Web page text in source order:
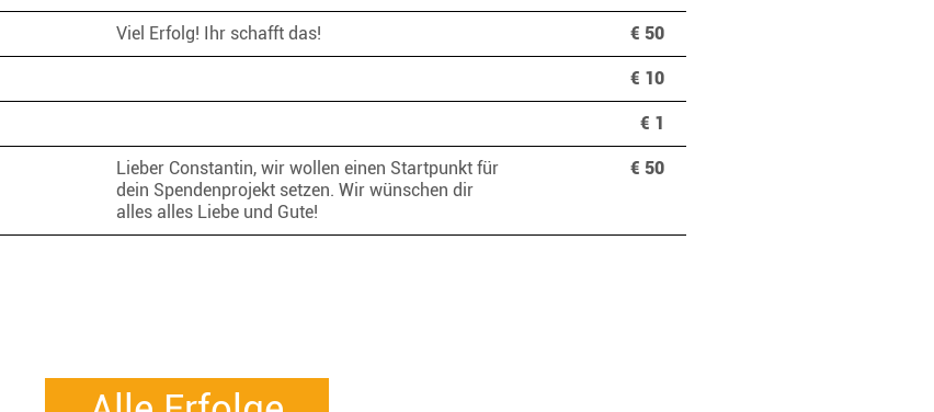
€ 50
Viel Erfolg! Ihr schafft das!
€ 10
€ 1
€ 50
Lieber Constantin, wir wollen einen Startpunkt für
dein Spendenprojekt setzen. Wir wünschen dir
alles alles Liebe und Gute!